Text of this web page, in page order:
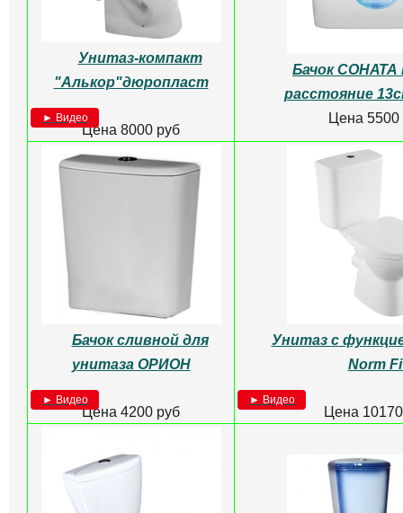
Унитаз-компакт
► Видео
Бачок для
Унитаз-компакт
"Алькор"дюропласт
Бачок СОНАТА